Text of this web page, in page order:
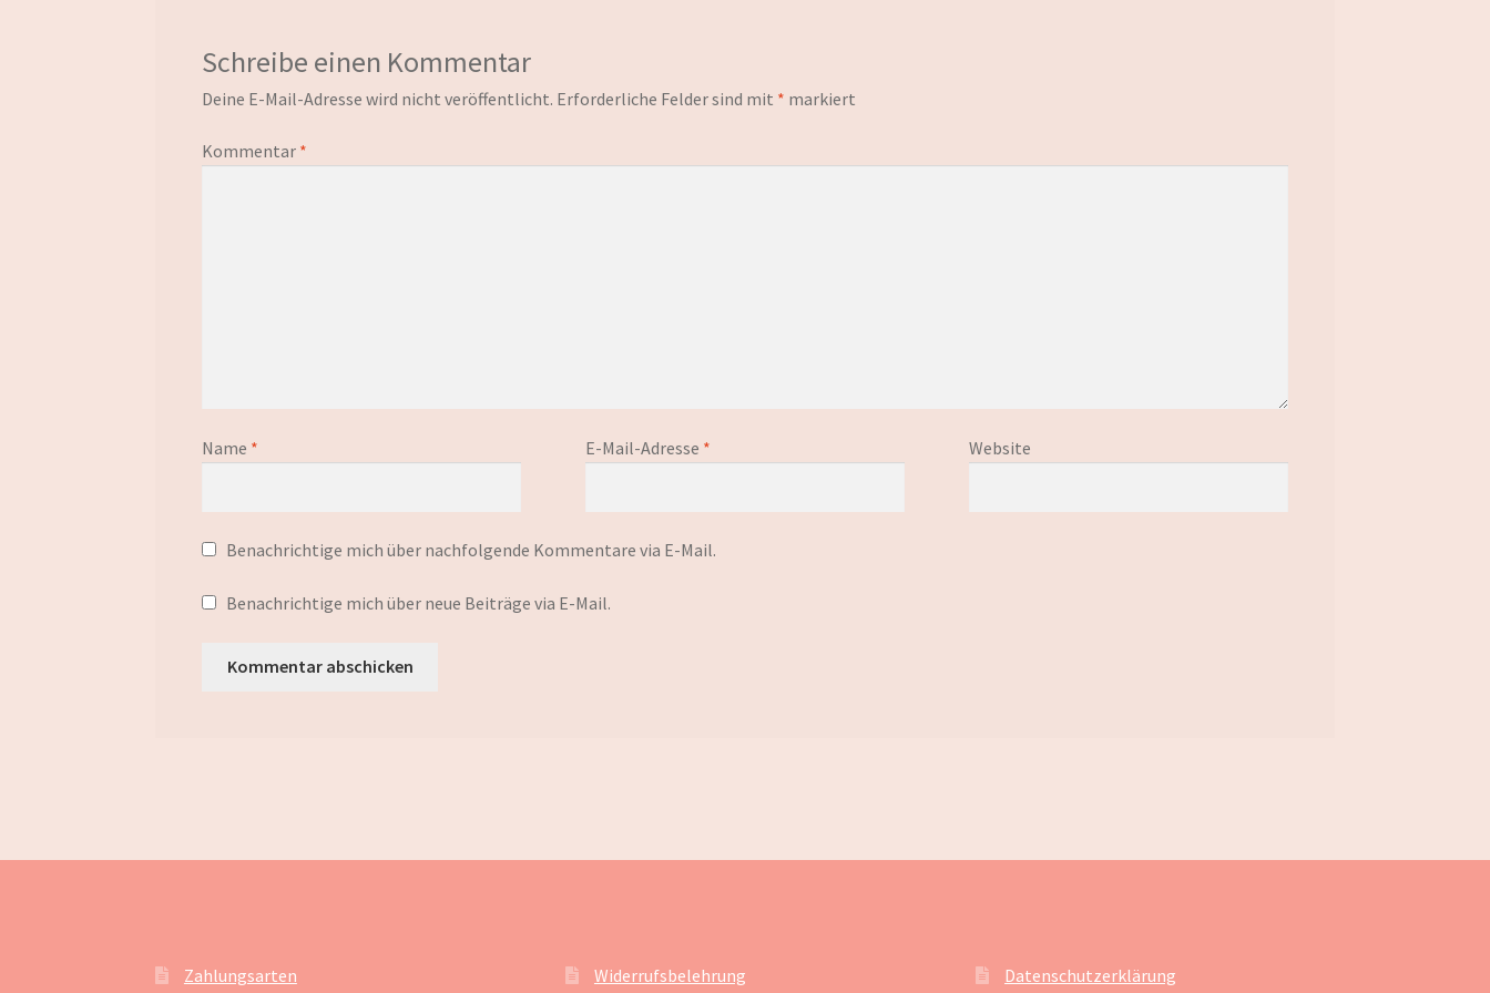
Schreibe einen Kommentar
Deine E-Mail-Adresse wird nicht veröffentlicht. Erforderliche Felder sind mit * markiert
Kommentar *
Name * E-Mail-Adresse * Website
Benachrichtige mich über nachfolgende Kommentare via E-Mail.
Benachrichtige mich über neue Beiträge via E-Mail.
Zahlungsarten Widerrufsbelehrung Datenschutzerklärung